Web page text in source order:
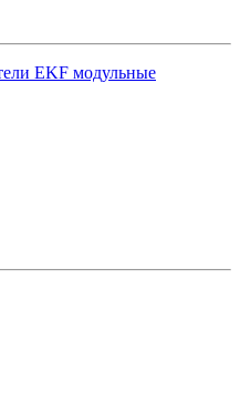
EKF модульные